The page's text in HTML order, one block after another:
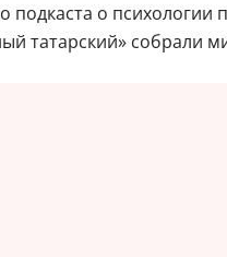
подкаста о
татарский» собрали